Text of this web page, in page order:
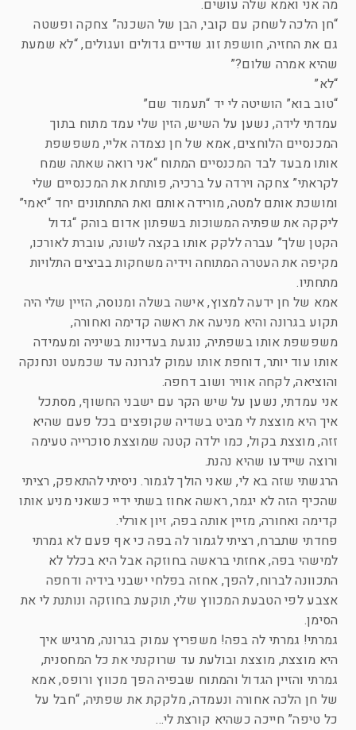
מה אני ואמא שלה עושים.
“חן הלכה לשחק עם קובי, הבן של השכנה” צחקה ופשטה
גם את החזיה, חושפת זוג שדיים גדולים ועגולים, “לא שמעת
שהיא אמרה שלום?”
“לא”
“טוב בוא” הושיטה לי יד “תעמוד שם”
עמדתי לידה, נשען על השיש, הזין שלי עמד מתוח בתוך
המכנסיים הלוחצים, אמא של חן נצמדה אליי, משפשפת
אותו מבעד לבד המכנסיים המתוח “אני רואה שאתה שמח
לקראתי” צחקה וירדה על ברכיה, פותחת את המכנסיים שלי
ומושכת אותם למטה, מורידה אותם ואת התחתונים יחד “יאמי”
ליקקה את שפתיה המשוכות בשפתון אדום בוהק “גדול
הקטן שלך” עברה ללקק אותו בקצה לשונה, עוברת לאורכו,
מקיפה את העטרה המתוחה וידיה משחקות בביצים התלויות
מתחתיו.
אמא של חן ידעה למצוץ, אישה בשלה ומנוסה, הזיין שלי היה
תקוע בגרונה והיא מניעה את ראשה קדימה ואחורה,
משפשפת אותו בשפתיה, נוגעת בעדינות בשיניה ומעמידה
אותו עוד יותר, דוחפת אותו עמוק לגרונה עד שכמעט ונחנקה
והוציאה, לקחה אוויר ושוב דחפה.
אני עמדתי, נשען על שיש הקר עם ישבני החשוף, מסתכל
איך היא מוצצת לי מביט בשדיה שקופצים בכל פעם שהיא
זזה, מוצצת בקול, כמו ילדה קטנה שמוצצת סוכרייה טעימה
ורוצה שיידעו שהיא נהנת.
הרגשתי שזה בא לי, שאני הולך לגמור. ניסיתי להתאפק, רציתי
שהכיף הזה לא יגמר, ראשה אחוז בשתי ידיי כשאני מניע אותו
קדימה ואחורה, מזיין אותה בפה, זיון אורלי.
פחדתי שתברח, רציתי לגמור לה בפה כי אף פעם לא גמרתי
למישהי בפה, אחזתי בראשה בחוזקה אבל היא בכלל לא
התכוונה לברוח, להפך, אחזה בפלחי ישבני בידיה ודחפה
אצבע לפי הטבעת המכווץ שלי, תוקעת בחוזקה ונותנת לי את
הסימן.
גמרתי! גמרתי לה בפה! משפריץ עמוק בגרונה, מרגיש איך
היא מוצצת, מוצצת ובולעת עד שרוקנתי את כל המחסנית,
גמרתי והזיין הגדול והמתוח שבפיה הפך מכווץ ורופס, אמא
של חן הלכה אחורה ונעמדה, מלקקת את שפתיה, “חבל על
כל טיפה” חייכה כשהיא קורצת לי…